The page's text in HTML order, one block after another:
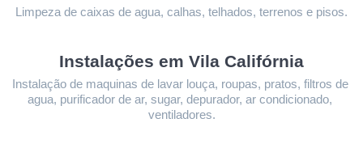
Limpeza de caixas de agua, calhas, telhados, terrenos e pisos.
Instalações em Vila Califórnia
Instalação de maquinas de lavar louça, roupas, pratos, filtros de
agua, purificador de ar, sugar, depurador, ar condicionado,
ventiladores.